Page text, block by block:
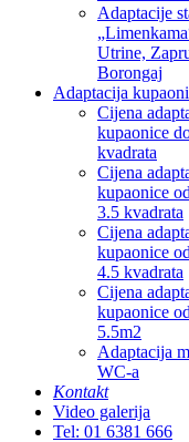
Adaptacije
Utrine,
Borongaj
Adaptacija
Cijena
kupaonice
kvadrata
Cijena
kupaonice
3.5 kvadrata
Cijena
kupaonice
4.5 kvadrata
Cijena
kupaonice
5.5m2
Adaptacija
WC-a
Kontakt
Video galerija
Tel: 01 6381 666